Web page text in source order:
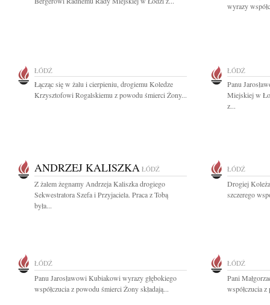
wyrazy
ŁÓDŹ
Łącząc się w żalu i cierpieniu, drogiemu Koledze
Krzysztofowi Rogalskiemu z powodu śmierci Żony...
ŁÓDŹ
Panu
Miejskiej w
z...
ANDRZEJ KALISZKA ŁÓDŹ
Z żalem żegnamy Andrzeja Kaliszka drogiego
Sekwestratora Szefa i Przyjaciela. Praca z Tobą
była...
ŁÓDŹ
Drogiej
szczerego
ŁÓDŹ
Panu Jarosławowi Kubiakowi wyrazy głębokiego
współczucia z powodu śmierci Żony składają...
ŁÓDŹ
Pani
współczucia